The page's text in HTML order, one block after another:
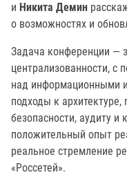
и Никита Демин
о возможностях и
Задача конференции —
централизованности, с
над информационными
подходы к
безопасности, аудиту
положительный опыт
реальное стремление
«Россетей».